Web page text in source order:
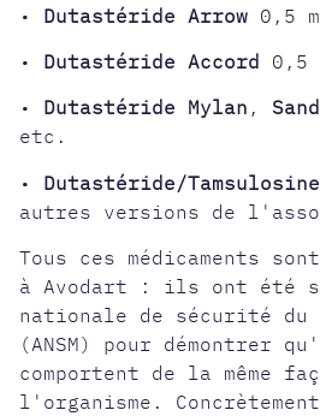
• Dutastéride Arrow 0,5
• Dutastéride Accord 0,5
• Dutastéride Mylan ,
etc.
• Dutastéride/
autres versions de
Tous ces médicaments sont
à Avodart : ils ont été
nationale de sécurité du
(ANSM) pour démontrer
comportent de la même
l'organisme.